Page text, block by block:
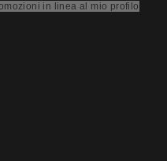
in linea al mio profilo